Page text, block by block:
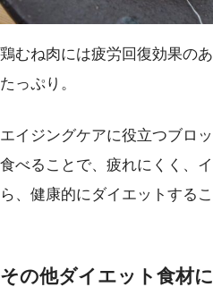
鶏むね肉には疲労回復効果の
たっぷり。
エイジングケアに役立つブロ
食べることで、疲れにくく、
ら、健康的にダイエットする
その他ダイエット食材に